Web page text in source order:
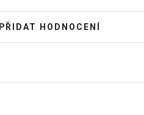
PŘIDAT HODNOCENÍ